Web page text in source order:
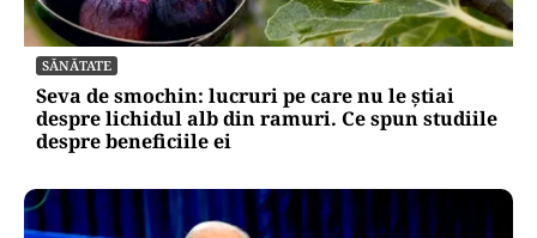
SĂNĂTATE
Seva de smochin: lucruri pe care nu le știai
despre lichidul alb din ramuri. Ce spun studiile
despre beneficiile ei